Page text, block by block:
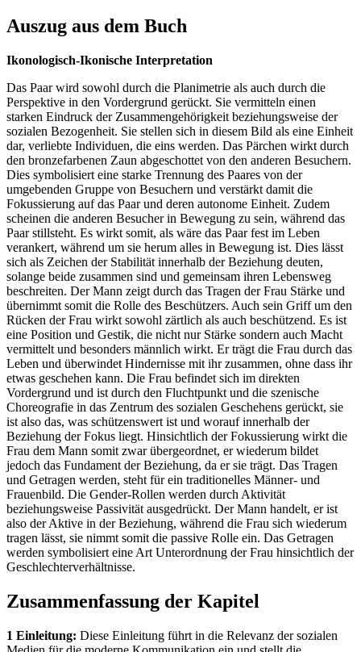
Auszug aus dem Buch
Ikonologisch-Ikonische Interpretation
Das Paar wird sowohl durch die Planimetrie als auch durch die
Perspektive in den Vordergrund gerückt. Sie vermitteln einen
starken Eindruck der Zusammengehörigkeit beziehungsweise der
sozialen Bezogenheit. Sie stellen sich in diesem Bild als eine Einheit
dar, verliebte Individuen, die eins werden. Das Pärchen wirkt durch
den bronzefarbenen Zaun abgeschottet von den anderen Besuchern.
Dies symbolisiert eine starke Trennung des Paares von der
umgebenden Gruppe von Besuchern und verstärkt damit die
Fokussierung auf das Paar und deren autonome Einheit. Zudem
scheinen die anderen Besucher in Bewegung zu sein, während das
Paar stillsteht. Es wirkt somit, als wäre das Paar fest im Leben
verankert, während um sie herum alles in Bewegung ist. Dies lässt
sich als Zeichen der Stabilität innerhalb der Beziehung deuten,
solange beide zusammen sind und gemeinsam ihren Lebensweg
beschreiten. Der Mann zeigt durch das Tragen der Frau Stärke und
übernimmt somit die Rolle des Beschützers. Auch sein Griff um den
Rücken der Frau wirkt sowohl zärtlich als auch beschützend. Es ist
eine Position und Gestik, die nicht nur Stärke sondern auch Macht
vermittelt und besonders männlich wirkt. Er trägt die Frau durch das
Leben und überwindet Hindernisse mit ihr zusammen, ohne dass ihr
etwas geschehen kann. Die Frau befindet sich im direkten
Vordergrund und ist durch den Fluchtpunkt und die szenische
Choreografie in das Zentrum des sozialen Geschehens gerückt, sie
ist also das, was schützenswert ist und worauf innerhalb der
Beziehung der Fokus liegt. Hinsichtlich der Fokussierung wirkt die
Frau dem Mann somit zwar übergeordnet, er wiederum bildet
jedoch das Fundament der Beziehung, da er sie trägt. Das Tragen
und Getragen werden, steht für ein traditionelles Männer- und
Frauenbild. Die Gender-Rollen werden durch Aktivität
beziehungsweise Passivität ausgedrückt. Der Mann handelt, er ist
also der Aktive in der Beziehung, während die Frau sich wiederum
tragen lässt, sie nimmt somit die passive Rolle ein. Das Getragen
werden symbolisiert eine Art Unterordnung der Frau hinsichtlich der
Geschlechterverhältnisse.
Zusammenfassung der Kapitel
1 Einleitung: Diese Einleitung führt in die Relevanz der sozialen